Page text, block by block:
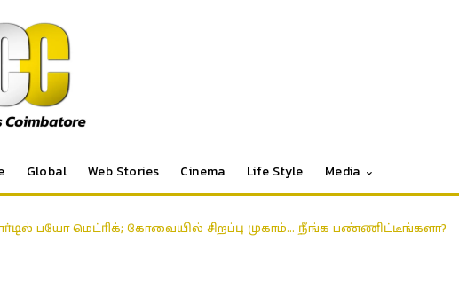
Global Web Stories Cinema Life Style Media
பயோ மெட்ரிக்; கோவையில் சிறப்பு முகாம்… நீங்க பண்ணிட்டீங்களா?